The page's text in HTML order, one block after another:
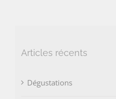
Articles récents
Dégustations